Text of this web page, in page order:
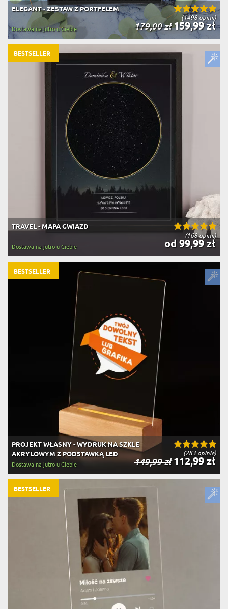
(1498 opinii)
ELEGANT - ZESTAW Z PORTFELEM
179,00 zł159,99 zł
Dostawa na jutro u Ciebie
(168 opinii)
TRAVEL - MAPA GWIAZD
od 99,99 zł
Dostawa na jutro u Ciebie
BESTSELLER
(283 opinie)
PROJEKT WŁASNY - WYDRUK NA SZKLE
AKRYLOWYM Z PODSTAWKĄ LED
149,99 zł112,99 zł
Dostawa na jutro u Ciebie
BESTSELLER
BESTSELLER